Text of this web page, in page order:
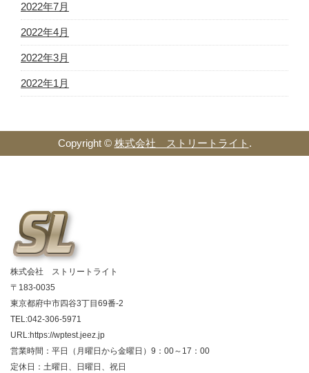
2022年7月
2022年4月
2022年3月
2022年1月
Copyright © 株式会社 ストリートライト .
株式会社 ストリートライト
〒183-0035
東京都府中市四谷3丁目69番-2
TEL:042-306-5971
URL:https://wptest.jeez.jp
営業時間：平日（月曜日から金曜日）9：00～17：00
定休日：土曜日、日曜日、祝日